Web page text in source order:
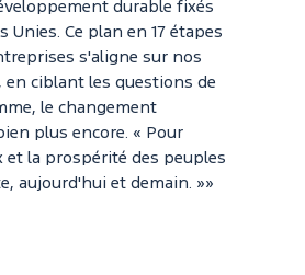
durable fixés
Unies. Ce plan en 17 étapes
s'aligne sur nos
en ciblant les questions de
le changement
plus encore. « Pour
et la prospérité des peuples
aujourd'hui et demain. »»